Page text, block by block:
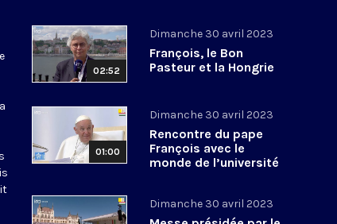
02:52
Dimanche 30 avril 2023
François, le Bon
Pasteur et la Hongrie
01:00
Dimanche 30 avril 2023
Rencontre du pape
François avec le
monde de l’université
Dimanche 30 avril 2023